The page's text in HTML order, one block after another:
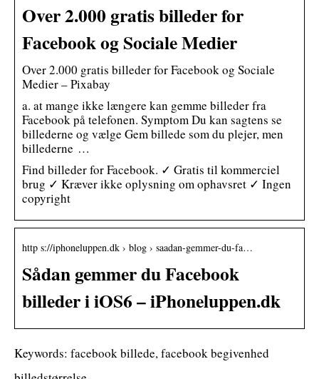
Over 2.000 gratis billeder for
Facebook og Sociale Medier
Over 2.000 gratis billeder for Facebook og Sociale
Medier – Pixabay
a. at mange ikke længere kan gemme billeder fra
Facebook på telefonen. Symptom Du kan sagtens se
billederne og vælge Gem billede som du plejer, men
billederne …
Find billeder for Facebook. ✓ Gratis til kommerciel
brug ✓ Kræver ikke oplysning om ophavsret ✓ Ingen
copyright
http s://iphoneluppen.dk › blog › saadan-gemmer-du-fa…
Sådan gemmer du Facebook
billeder i iOS6 – iPhoneluppen.dk
Keywords: facebook billede, facebook begivenhed